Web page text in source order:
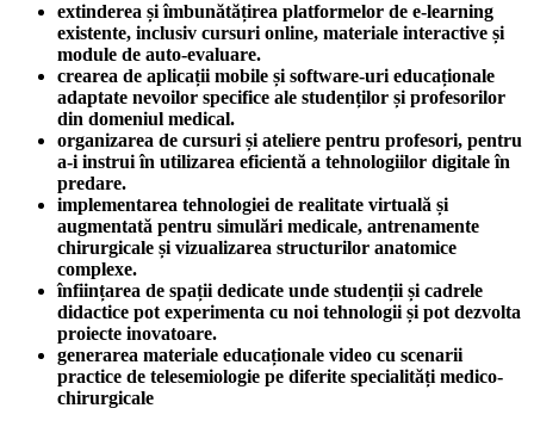
extinderea și îmbunătățirea platformelor de e-learning
existente, inclusiv cursuri online, materiale interactive și
module de auto-evaluare.
crearea de aplicații mobile și software-uri educaționale
adaptate nevoilor specifice ale studenților și profesorilor
din domeniul medical.
organizarea de cursuri și ateliere pentru profesori, pentru
a-i instrui în utilizarea eficientă a tehnologiilor digitale în
predare.
implementarea tehnologiei de realitate virtuală și
augmentată pentru simulări medicale, antrenamente
chirurgicale și vizualizarea structurilor anatomice
complexe.
înființarea de spații dedicate unde studenții și cadrele
didactice pot experimenta cu noi tehnologii și pot dezvolta
proiecte inovatoare.
generarea materiale educaționale video cu scenarii
practice de telesemiologie pe diferite specialități medico-
chirurgicale